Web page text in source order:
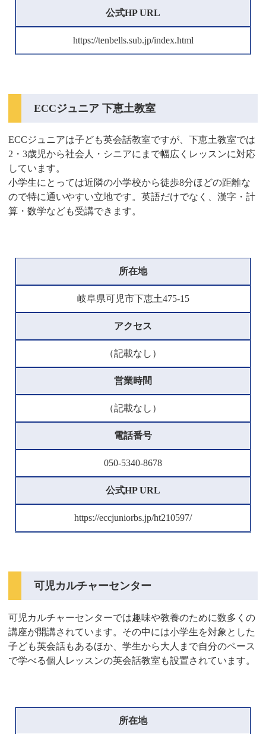
公式HP URL
https://tenbells.sub.jp/index.html
ECCジュニア 下恵土教室
ECCジュニアは子ども英会話教室ですが、下恵土教室では
2・3歳児から社会人・シニアにまで幅広くレッスンに対応
しています。
小学生にとっては近隣の小学校から徒歩8分ほどの距離な
ので特に通いやすい立地です。英語だけでなく、漢字・計
算・数学なども受講できます。
所在地
岐阜県可児市下恵土475-15
アクセス
（記載なし）
営業時間
（記載なし）
電話番号
050-5340-8678
公式HP URL
https://eccjuniorbs.jp/ht210597/
可児カルチャーセンター
可児カルチャーセンターでは趣味や教養のために数多くの
講座が開講されています。その中には小学生を対象とした
子ども英会話もあるほか、学生から大人まで自分のペース
で学べる個人レッスンの英会話教室も設置されています。
所在地